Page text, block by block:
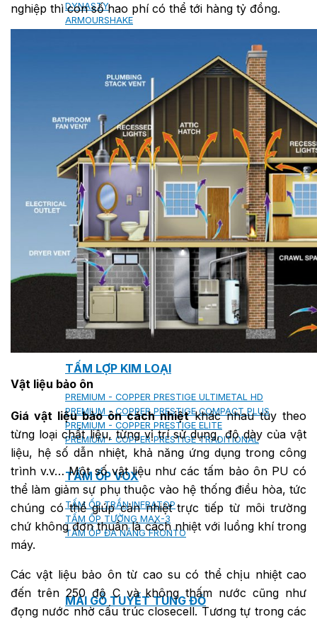
DYNASTY
ARMOURSHAKE
PHỤ KIỆN
NGÓI THÉP PHỦ ĐÁ DECRA AHI
CLASSIC
HERITAGE
MILANO
SHAKE
SENATOR
ANTICA
CF SLATE
CF SHAKE
CF SHINGLE
CALIBRE
TẤM LỢP KIM LOẠI
PREMIUM - COPPER PRESTIGE ULTIMETAL HD
PREMIUM - COPPER PRESTIGE COMPACT PLUS
PREMIUM - COPPER PRESTIGE ELITE
PREMIUM - COPPER PRESTIGE TRADITIONAL
TẤM ỐP VOX
TẤM ỐP TRẦN INFRATOP
TẤM ỐP TƯỜNG MAX-3
TẤM ỐP ĐA NĂNG FRONTO
MÁI GỖ TUYẾT TÙNG ĐỎ
nghiệp thì con số hao phí có thể tới hàng tỷ đồng.
Vật liệu bảo ôn
Giá vật liệu bảo ôn cách nhiệtkhác nhau tùy theo
từng loại chất liệu, từng vị trí sử dụng, độ dày của vật
liệu, hệ số dẫn nhiệt, khả năng ứng dụng trong công
trình v.v… Một số vật liệu như các tấm bảo ôn PU có
thể làm giảm sự phụ thuộc vào hệ thống điều hòa, tức
chúng có thể giúp cản nhiệt trực tiếp từ môi trường
chứ không đơn thuần là cách nhiệt với luồng khí trong
máy.
Các vật liệu bảo ôn từ cao su có thể chịu nhiệt cao
đến trên 250 độ C và không thấm nước cũng như
đọng nước nhờ cấu trúc closecell. Tương tự trong các